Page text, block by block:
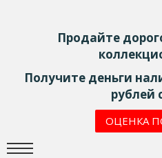
Продайте
Получите деньги
рублей
ОЦЕНКА